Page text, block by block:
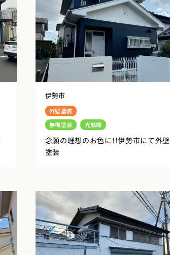
伊勢市
外壁塗装
無機塗装
光触媒
念願の理想のお色に!!伊勢市にて外壁
塗装